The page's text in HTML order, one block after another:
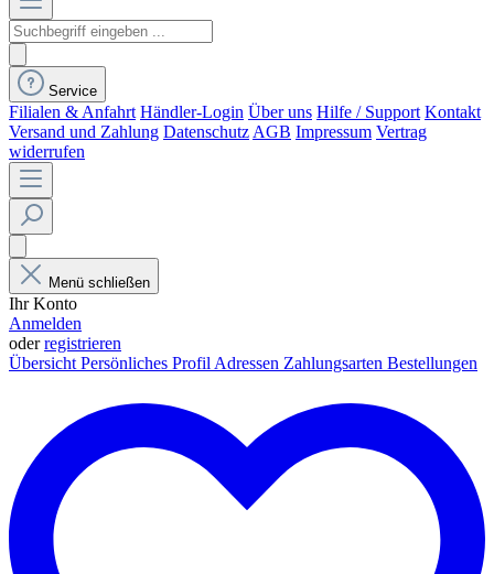
Service
Filialen & Anfahrt Händler-Login Über uns Hilfe / Support Kontakt
Versand und Zahlung Datenschutz AGB Impressum Vertrag
widerrufen
Menü schließen
Ihr Konto
Anmelden
oderregistrieren
Übersicht Persönliches Profil Adressen Zahlungsarten Bestellungen